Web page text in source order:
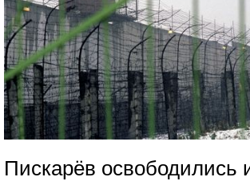
Пискарёв освободились